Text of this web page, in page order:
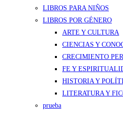
LIBROS PARA NIÑOS
LIBROS POR GÉNERO
ARTE Y CULTURA
CIENCIAS Y
CRECIMIENTO
FE Y
HISTORIA Y
LITERATURA Y
prueba